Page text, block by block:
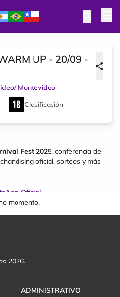
UP - 20/09 -
/ Montevideo
Clasificación
Fest 2025, conferencia de
oficial, sorteos y más
Oficial
momento.
2026.
ADMINISTRATIVO